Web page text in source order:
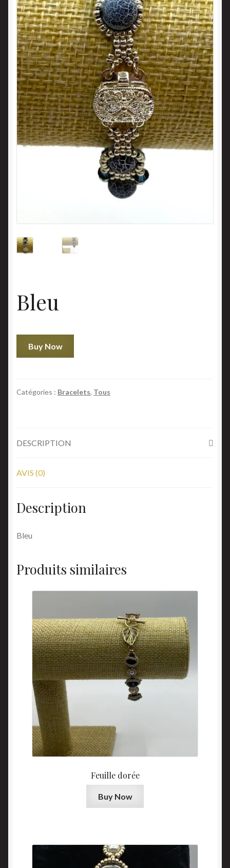
Panier
Politique en matière de remboursements et de retours
Validation de la commande
Bleu
Buy Now
Catégories : Bracelets, Tous
DESCRIPTION
AVIS (0)
Description
Bleu
Produits similaires
Feuille dorée
Buy Now